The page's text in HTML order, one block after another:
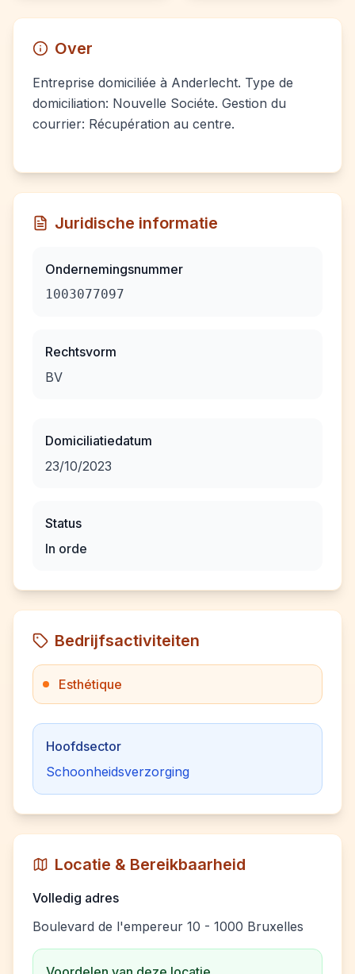
Over
Entreprise domiciliée à Anderlecht. Type de
domiciliation: Nouvelle Sociéte. Gestion du
courrier: Récupération au centre.
Juridische informatie
Ondernemingsnummer
1003077097
Rechtsvorm
BV
Domiciliatiedatum
23/10/2023
Status
In orde
Bedrijfsactiviteiten
Esthétique
Hoofdsector
Schoonheidsverzorging
Locatie & Bereikbaarheid
Volledig adres
Boulevard de l'empereur 10 - 1000 Bruxelles